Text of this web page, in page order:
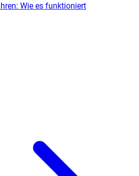
Wie es funktioniert